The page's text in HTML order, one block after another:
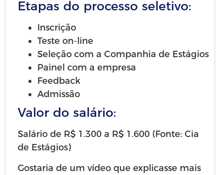
Etapas do processo seletivo:
Inscrição
Teste on-line
Seleção com a Companhia de Estágios
Painel com a empresa
Feedback
Admissão
Valor do salário:
Salário de R$ 1.300 a R$ 1.600 (Fonte: Cia
de Estágios)
Gostaria de um vídeo que explicasse mais